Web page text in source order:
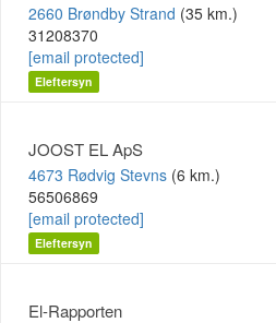
2660 Brøndby Strand (35 km.)
31208370
[email protected]
Eleftersyn
JOOST EL ApS
4673 Rødvig Stevns (6 km.)
56506869
[email protected]
Eleftersyn
El-Rapporten